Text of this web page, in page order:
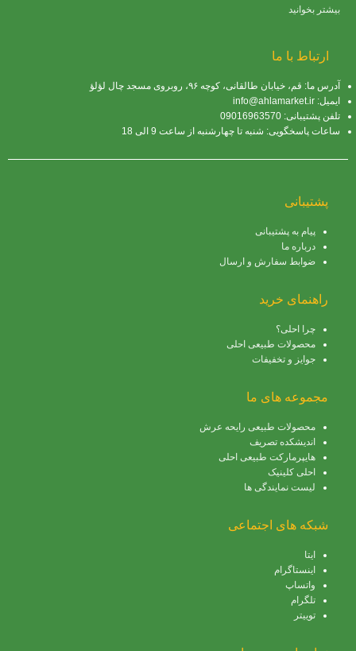
بیشتر بخوانید
ارتباط با ما
آدرس ما: قم، خیابان طالقانی، کوچه ۹۶، روبروی مسجد چال لؤلؤ
ایمیل: info@ahlamarket.ir
تلفن پشتیبانی: 09016963570
ساعات پاسخگویی: شنبه تا چهارشنبه از ساعت 9 الی 18
پشتیبانی
پیام به پشتیبانی
درباره ما
ضوابط سفارش و ارسال
راهنمای خرید
چرا احلی؟
محصولات طبیعی احلی
جوایز و تخفیفات
مجموعه های ما
محصولات طبیعی رایحه عرش
اندیشکده تصریف
هایپرمارکت طبیعی احلی
احلی کلینیک
لیست نمایندگی ها
شبکه های اجتماعی
ایتا
اینستاگرام
واتساپ
تلگرام
توییتر